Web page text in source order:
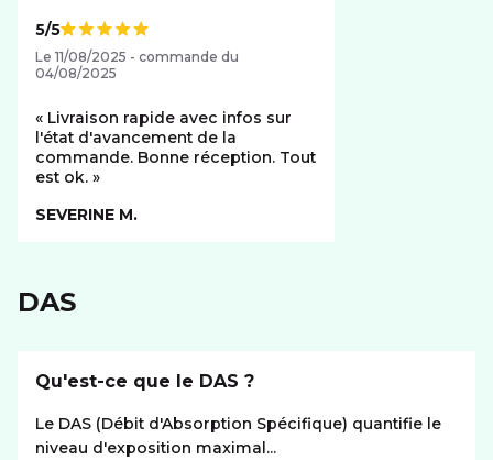
Note de
5/5
Le 11/08/2025 - commande du
04/08/2025
Livraison rapide avec infos sur
l'état d'avancement de la
commande. Bonne réception. Tout
est ok.
SEVERINE M.
DAS
Qu'est-ce que le DAS ?
Le DAS (Débit d'Absorption Spécifique) quantifie le
niveau d'exposition maximal...